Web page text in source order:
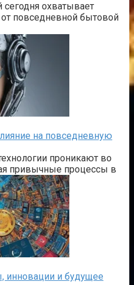
сегодня охватывает
повседневной бытовой
на повседневную
проникают во
привычные процессы в
инновации и будущее